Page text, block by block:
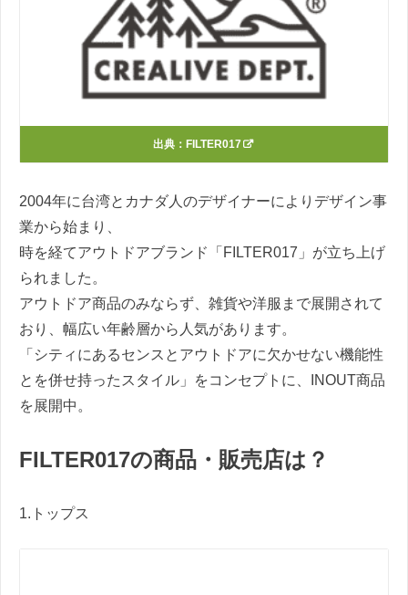
出典： FILTER017
2004年に台湾とカナダ人のデザイナーによりデザイン事
業から始まり、
時を経てアウトドアブランド「FILTER017」が立ち上げ
られました。
アウトドア商品のみならず、雑貨や洋服まで展開されて
おり、幅広い年齢層から人気があります。
「シティにあるセンスとアウトドアに欠かせない機能性
とを併せ持ったスタイル」をコンセプトに、INOUT商品
を展開中。
FILTER017の商品・販売店は？
1.トップス